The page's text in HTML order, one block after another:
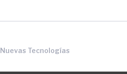
Nuevas Tecnologías